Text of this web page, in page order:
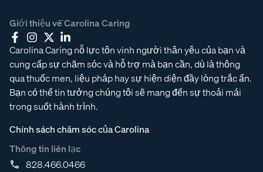
Giới thiệu về Carolina Caring
Carolina Caring nỗ lực tôn vinh người thân yêu của bạn và
cung cấp sự chăm sóc và hỗ trợ mà bạn cần, dù là thông
qua thuốc men, liệu pháp hay sự hiện diện đầy lòng trắc ẩn.
Bạn có thể tin tưởng chúng tôi sẽ mang đến sự thoải mái
trong suốt hành trình.
Chính sách chăm sóc của Carolina
Thông tin liên lạc
828.466.0466